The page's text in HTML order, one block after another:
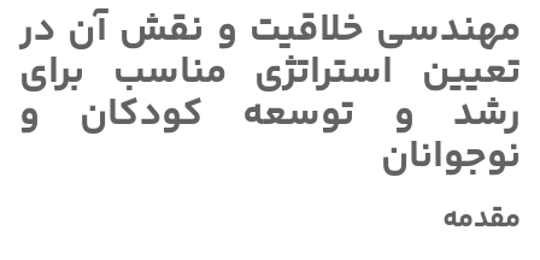
مهندسی خلاقیت و نقش آن در
تعیین استراتژی مناسب برای
رشد و توسعه کودکان و
نوجوانان
مقدمه